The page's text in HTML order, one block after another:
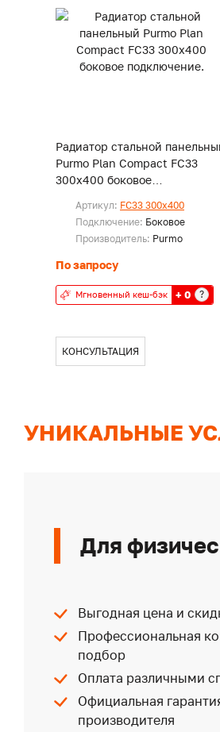
Радиатор стальной
Purmo Plan Compact FC33
300x400 боковое
Артикул: FC33 300x400
Подключение: Боковое
Производитель: Purmo
По запросу
Мгновенный кеш-бэк + 0 ?
КОНСУЛЬТАЦИЯ
УНИКАЛЬНЫЕ
Для
Выгодная цена и
Профессиональная
подбор
Оплата различными
Официальная
производителя